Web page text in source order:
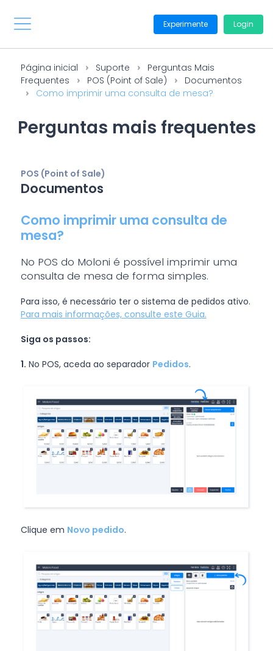
Experimente Login
Página inicial Suporte
Perguntas Mais
Frequentes
POS (Point of Sale)
Documentos
Como imprimir uma consulta de mesa?
Perguntas mais frequentes
POS (Point of Sale)
Documentos
Como imprimir uma consulta de
mesa?
No POS do Moloni é possível imprimir uma
consulta de mesa de forma simples.
Para isso, é necessário ter o sistema de pedidos ativo.
Para mais informações, consulte este Guia.
Siga os passos:
1. No POS, aceda ao separador Pedidos.
Clique em Novo pedido.